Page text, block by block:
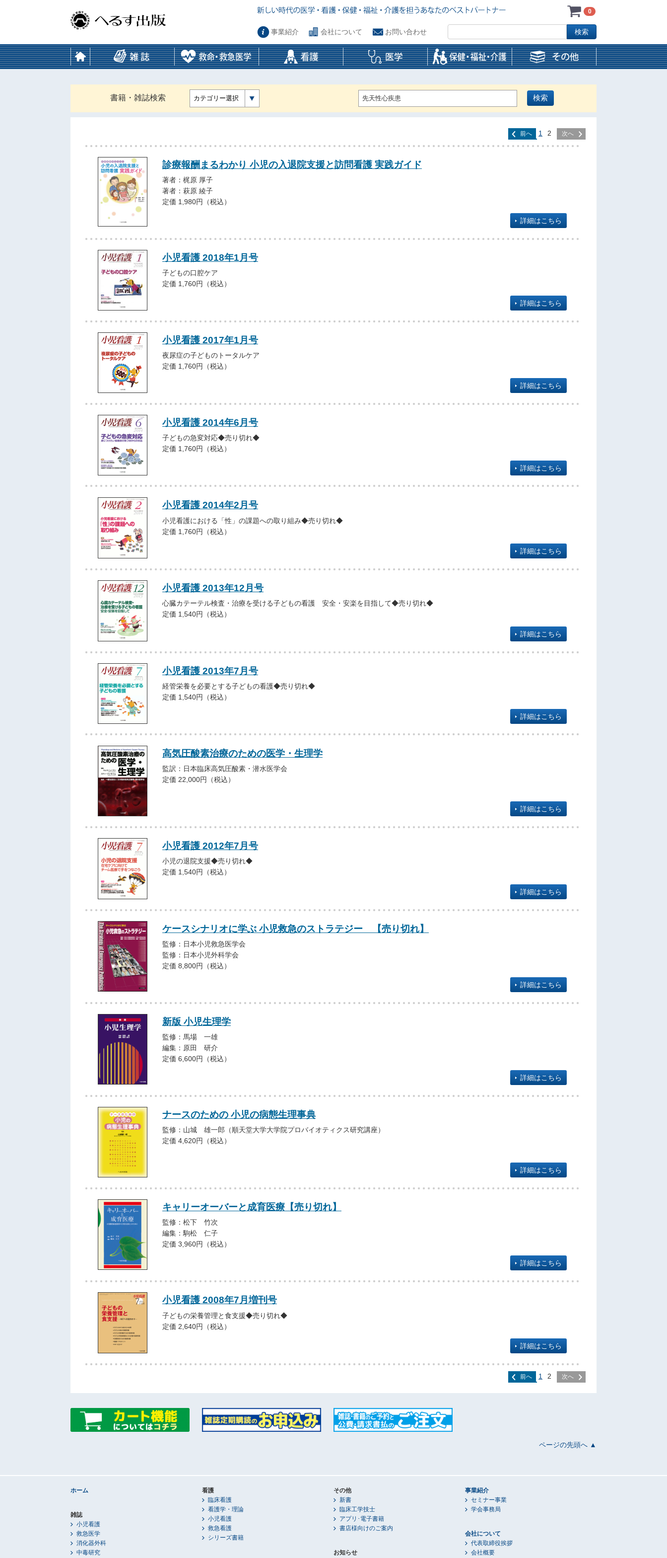
0
事業紹介 会社について お問い合わせ
書籍・雑誌検索 カテゴリー選択
前へ 1 2 次へ
診療報酬まるわかり 小児の入退院支援と訪問看護 実践ガイド
著者：梶原 厚子
著者：萩原 綾子
定価 1,980円（税込）
詳細はこちら
小児看護 2018年1月号
子どもの口腔ケア
定価 1,760円（税込）
詳細はこちら
小児看護 2017年1月号
夜尿症の子どものトータルケア
定価 1,760円（税込）
詳細はこちら
小児看護 2014年6月号
子どもの急変対応◆売り切れ◆
定価 1,760円（税込）
詳細はこちら
小児看護 2014年2月号
小児看護における「性」の課題への取り組み◆売り切れ◆
定価 1,760円（税込）
詳細はこちら
小児看護 2013年12月号
心臓カテーテル検査・治療を受ける子どもの看護 安全・安楽を目指して◆売り切れ◆
定価 1,540円（税込）
詳細はこちら
小児看護 2013年7月号
経管栄養を必要とする子どもの看護◆売り切れ◆
定価 1,540円（税込）
詳細はこちら
高気圧酸素治療のための医学・生理学
監訳：日本臨床高気圧酸素・潜水医学会
定価 22,000円（税込）
詳細はこちら
小児看護 2012年7月号
小児の退院支援◆売り切れ◆
定価 1,540円（税込）
詳細はこちら
ケースシナリオに学ぶ 小児救急のストラテジー 【売り切れ】
監修：日本小児救急医学会
監修：日本小児外科学会
定価 8,800円（税込）
詳細はこちら
新版 小児生理学
監修：馬場 一雄
編集：原田 研介
定価 6,600円（税込）
詳細はこちら
ナースのための 小児の病態生理事典
監修：山城 雄一郎（順天堂大学大学院プロバイオティクス研究講座）
定価 4,620円（税込）
詳細はこちら
キャリーオーバーと成育医療【売り切れ】
監修：松下 竹次
編集：駒松 仁子
定価 3,960円（税込）
詳細はこちら
小児看護 2008年7月増刊号
子どもの栄養管理と食支援◆売り切れ◆
定価 2,640円（税込）
詳細はこちら
前へ 1 2 次へ
ページの先頭へ ▲
ホーム
雑誌
小児看護
救急医学
消化器外科
中毒研究
看護
臨床看護
看護学・理論
小児看護
救急看護
シリーズ書籍
その他
新書
臨床工学技士
アプリ･電子書籍
書店様向けのご案内
お知らせ
事業紹介
セミナー事業
学会事務局
会社について
代表取締役挨拶
会社概要